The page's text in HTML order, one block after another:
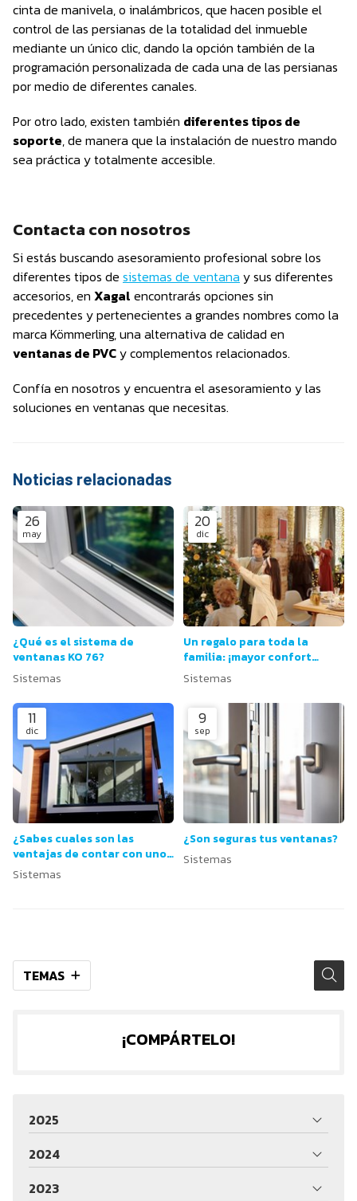
TEMAS
cinta de manivela, o inalámbricos, que hacen posible el
control de las persianas de la totalidad del inmueble
mediante un único clic, dando la opción también de la
programación personalizada de cada una de las persianas
por medio de diferentes canales.
Por otro lado, existen también diferentes tipos de
soporte, de manera que la instalación de nuestro mando
sea práctica y totalmente accesible.
Contacta con nosotros
Si estás buscando asesoramiento profesional sobre los
diferentes tipos de sistemas de ventana y sus diferentes
accesorios, en Xagal encontrarás opciones sin
precedentes y pertenecientes a grandes nombres como la
marca Kömmerling, una alternativa de calidad en
ventanas de PVCy complementos relacionados.
Confía en nosotros y encuentra el asesoramiento y las
soluciones en ventanas que necesitas.
Noticias relacionadas
26
may
¿Qué es el sistema de
ventanas KO 76?
Sistemas
20
dic
Un regalo para toda la
familia: ¡mayor confort
gracias a cambiar las
ventanas!
Sistemas
11
dic
¿Sabes cuales son las
ventajas de contar con unos
sistemas ventanas de
calidad en tu hogar?
Sistemas
9
sep
¿Son seguras tus ventanas?
Sistemas
¡COMPÁRTELO!
2025
2024
2023